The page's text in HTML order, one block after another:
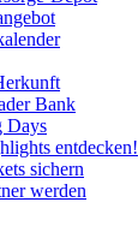
Bank
Days
entdecken!
sichern
werden